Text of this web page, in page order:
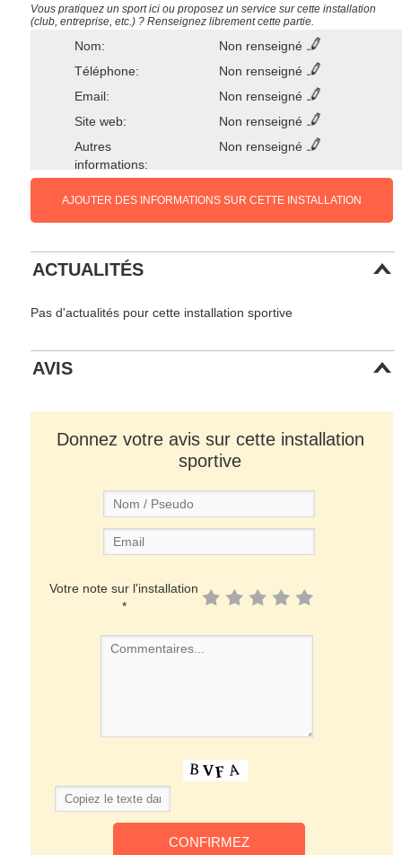
Vous pratiquez un sport ici ou proposez un service sur cette installation
(club, entreprise, etc.) ? Renseignez librement cette partie.
Nom:
Non renseigné
Téléphone:
Non renseigné
Email:
Non renseigné
Site web:
Non renseigné
Autres
informations:
Non renseigné
AJOUTER DES INFORMATIONS SUR CETTE INSTALLATION
ACTUALITÉS
Pas d'actualités pour cette installation sportive
AVIS
Donnez votre avis sur cette installation
sportive
Votre note sur l'installation
*